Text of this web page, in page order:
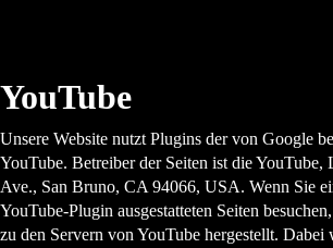
YouTube
Unsere Website nutzt Plugins der von Google
YouTube. Betreiber der Seiten ist die
Ave., San Bruno, CA 94066, USA. Wenn Sie
YouTube-Plugin ausgestatteten Seiten
zu den Servern von YouTube hergestellt. Dabei